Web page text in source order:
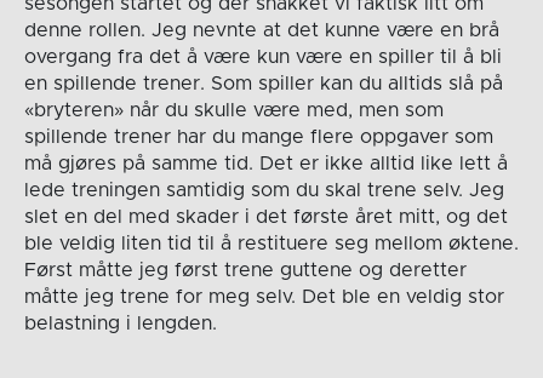
sesongen startet og der snakket vi faktisk litt om
denne rollen. Jeg nevnte at det kunne være en brå
overgang fra det å være kun være en spiller til å bli
en spillende trener. Som spiller kan du alltids slå på
«bryteren» når du skulle være med, men som
spillende trener har du mange flere oppgaver som
må gjøres på samme tid. Det er ikke alltid like lett å
lede treningen samtidig som du skal trene selv. Jeg
slet en del med skader i det første året mitt, og det
ble veldig liten tid til å restituere seg mellom øktene.
Først måtte jeg først trene guttene og deretter
måtte jeg trene for meg selv. Det ble en veldig stor
belastning i lengden.